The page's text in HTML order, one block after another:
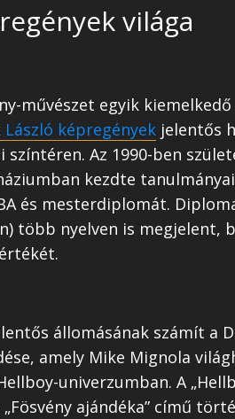
világa
művészet egyik
képregények jelentős
színtéren. Az 1990-ben
kezdte
és mesterdiplomát.
több nyelven is megjelent,
állomásának számít a
amely Mike Mignola
univerzumban. A
ajándéka” című